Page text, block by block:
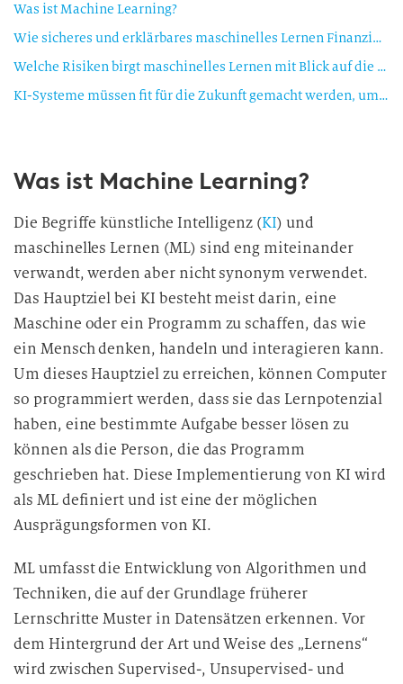
Was ist Machine Learning?
Wie sicheres und erklärbares maschinelles Lernen Finanzinstituten neue Potenziale eröffnen kann
Welche Risiken birgt maschinelles Lernen mit Blick auf die Informationssicherheit?
KI-Systeme müssen fit für die Zukunft gemacht werden, um neue Potenziale zu eröffnen: Sicherheit & Transparenz
Was ist Machine Learning?
Die Begriffe künstliche Intelligenz (KI) und
maschinelles Lernen (ML) sind eng miteinander
verwandt, werden aber nicht synonym verwendet.
Das Hauptziel bei KI besteht meist darin, eine
Maschine oder ein Programm zu schaffen, das wie
ein Mensch denken, handeln und interagieren kann.
Um dieses Hauptziel zu erreichen, können Computer
so programmiert werden, dass sie das Lernpotenzial
haben, eine bestimmte Aufgabe besser lösen zu
können als die Person, die das Programm
geschrieben hat. Diese Implementierung von KI wird
als ML definiert und ist eine der möglichen
Ausprägungsformen von KI.
ML umfasst die Entwicklung von Algorithmen und
Techniken, die auf der Grundlage früherer
Lernschritte Muster in Datensätzen erkennen. Vor
dem Hintergrund der Art und Weise des „Lernens“
wird zwischen Supervised-, Unsupervised- und